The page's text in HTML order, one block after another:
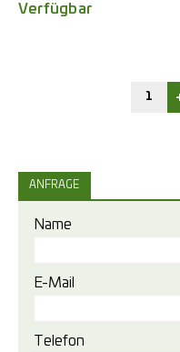
Verfügbar
ANFRAGE
Name
E-Mail
Telefon